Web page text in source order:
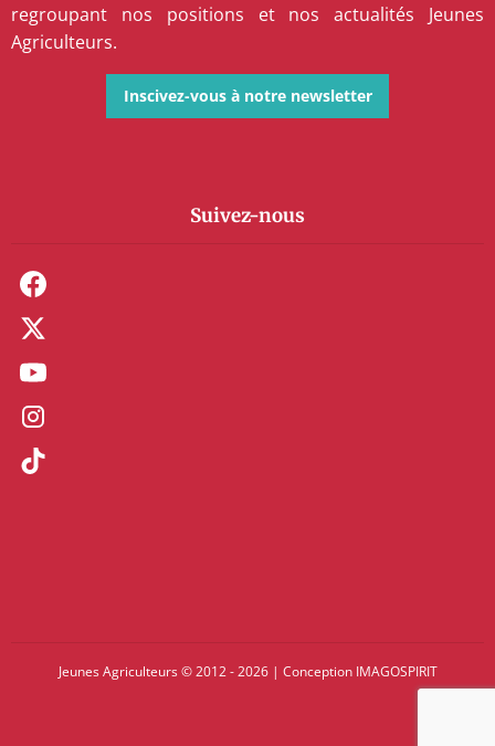
regroupant nos positions et nos actualités Jeunes
Agriculteurs.
Inscivez-vous à notre newsletter
Suivez-nous
Jeunes Agriculteurs © 2012 - 2026 | Conception IMAGOSPIRIT